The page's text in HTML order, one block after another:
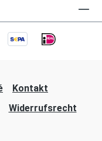
Kontakt
Widerrufsrecht